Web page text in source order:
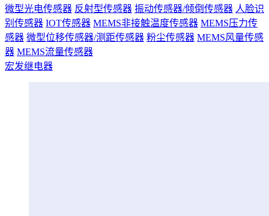
微型光电传感器 反射型传感器 振动传感器/倾倒传感器 人脸识
别传感器 IOT传感器 MEMS非接触温度传感器 MEMS压力传
感器 微型位移传感器/测距传感器 粉尘传感器 MEMS风量传感
器 MEMS流量传感器
宏发继电器